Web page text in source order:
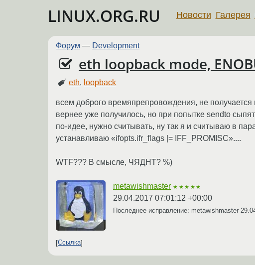
LINUX.ORG.RU Новости Галерея
Форум — Development
eth loopback mode,
eth, loopback
всем доброго времяпрепровождения, не
вернее уже получилось, но при попытке sendto
по-идее, нужно считывать, ну так я и считываю в
устанавливаю «ifopts.ifr_flags |= IFF_PROMISC»....
WTF??? В смысле, ЧЯДНТ? %)
metawishmaster ★★★★★
29.04.2017 07:01:12 +00:00
Последнее исправление: metawishmaster
Ссылка